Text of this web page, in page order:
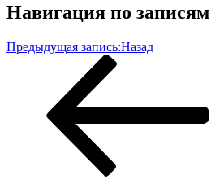
Навигация по записям
Предыдущая запись:Назад